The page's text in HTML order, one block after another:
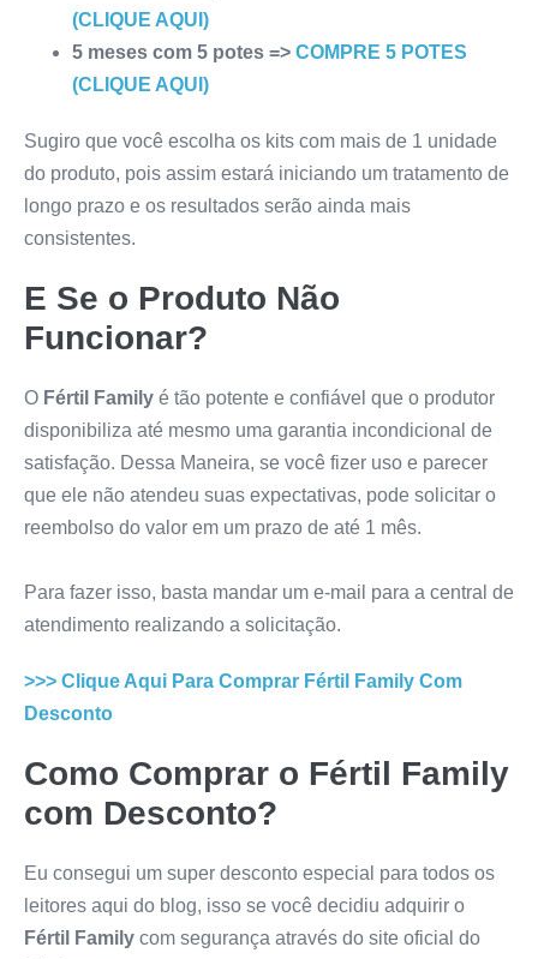
(CLIQUE AQUI)
5 meses com 5 potes => COMPRE 5 POTES
(CLIQUE AQUI)
Sugiro que você escolha os kits com mais de 1 unidade
do produto, pois assim estará iniciando um tratamento de
longo prazo e os resultados serão ainda mais
consistentes.
E Se o Produto Não
Funcionar?
O Fértil Family é tão potente e confiável que o produtor
disponibiliza até mesmo uma garantia incondicional de
satisfação. Dessa Maneira, se você fizer uso e parecer
que ele não atendeu suas expectativas, pode solicitar o
reembolso do valor em um prazo de até 1 mês.
Para fazer isso, basta mandar um e-mail para a central de
atendimento realizando a solicitação.
>>> Clique Aqui Para Comprar Fértil Family Com
Desconto
Como Comprar o Fértil Family
com Desconto?
Eu consegui um super desconto especial para todos os
leitores aqui do blog, isso se você decidiu adquirir o
Fértil Family com segurança através do site oficial do